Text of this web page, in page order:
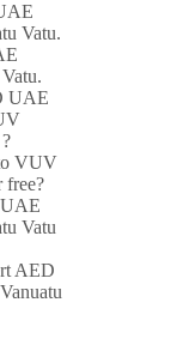
Vatu.
UAE
VUV
free?
Vatu
AED